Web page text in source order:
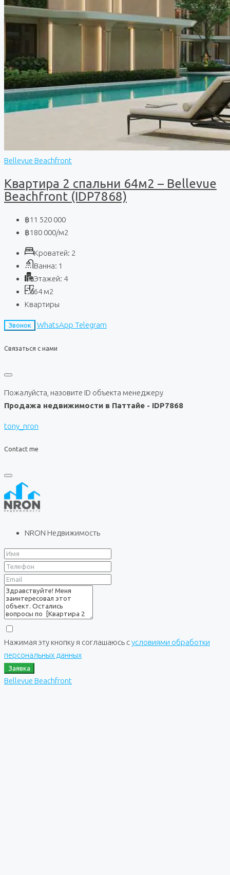
Bellevue Beachfront
Квартира 2 спальни 64м2 – Bellevue
Beachfront (IDP7868)
฿11 520 000
฿180 000/м2
Кроватей: 2
Ванна: 1
Этажей: 4
64 м2
Квартиры
Звонок WhatsApp Telegram
Связаться с нами
Пожалуйста, назовите ID объекта менеджеру
Продажа недвижимости в Паттайе - IDP7868
tony_nron
Contact me
NRON Недвижимость
Нажимая эту кнопку я соглашаюсь сусловиями обработки
персональных данных
Заявка
Bellevue Beachfront